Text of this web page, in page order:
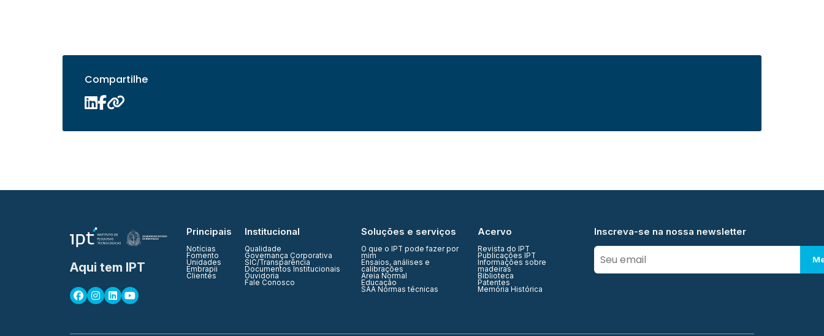
Compartilhe
Aqui tem IPT
Principais
Notícias
Fomento
Unidades
Embrapii
Clientes
Institucional
Qualidade
Governança Corporativa
SIC/Transparência
Documentos Institucionais
Ouvidoria
Fale Conosco
Soluções e serviços
O que o IPT pode fazer por
mim
Ensaios, análises e
calibrações
Areia Normal
Educação
SAA Normas técnicas
Acervo
Revista do IPT
Publicações IPT
Informações sobre
madeiras
Biblioteca
Patentes
Memória Histórica
Inscreva-se na nossa newsletter